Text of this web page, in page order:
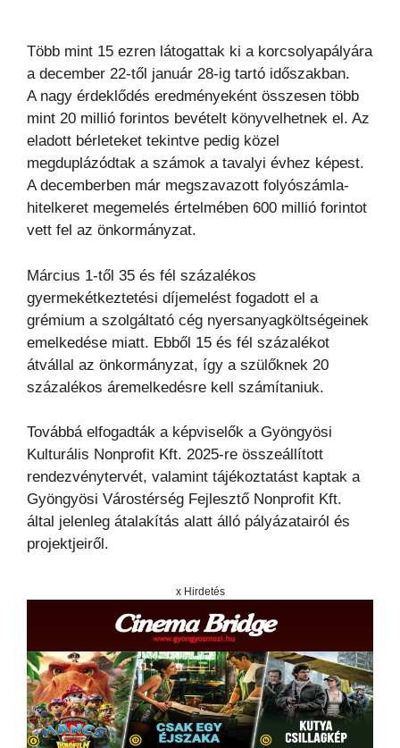
Több mint 15 ezren látogattak ki a korcsolyapályára
a december 22-től január 28-ig tartó időszakban.
A nagy érdeklődés eredményeként összesen több
mint 20 millió forintos bevételt könyvelhetnek el. Az
eladott bérleteket tekintve pedig közel
megduplázódtak a számok a tavalyi évhez képest.
A decemberben már megszavazott folyószámla-
hitelkeret megemelés értelmében 600 millió forintot
vett fel az önkormányzat.
Március 1-től 35 és fél százalékos
gyermekétkeztetési díjemelést fogadott el a
grémium a szolgáltató cég nyersanyagköltségeinek
emelkedése miatt. Ebből 15 és fél százalékot
átvállal az önkormányzat, így a szülőknek 20
százalékos áremelkedésre kell számítaniuk.
Továbbá elfogadták a képviselők a Gyöngyösi
Kulturális Nonprofit Kft. 2025-re összeállított
rendezvénytervét, valamint tájékoztatást kaptak a
Gyöngyösi Várostérség Fejlesztő Nonprofit Kft.
által jelenleg átalakítás alatt álló pályázatairól és
projektjeiről.
x Hirdetés